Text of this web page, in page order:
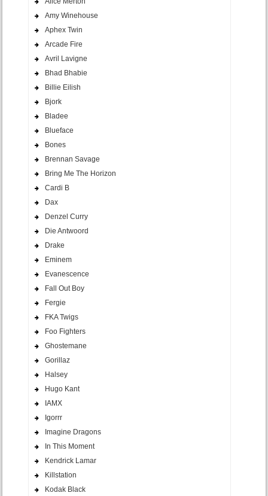
Amy Winehouse
Aphex Twin
Arcade Fire
Avril Lavigne
Bhad Bhabie
Billie Eilish
Bjork
Bladee
Blueface
Bones
Brennan Savage
Bring Me The Horizon
Cardi B
Dax
Denzel Curry
Die Antwoord
Drake
Eminem
Evanescence
Fall Out Boy
Fergie
FKA Twigs
Foo Fighters
Ghostemane
Gorillaz
Halsey
Hugo Kant
IAMX
Igorrr
Imagine Dragons
In This Moment
Kendrick Lamar
Killstation
Kodak Black